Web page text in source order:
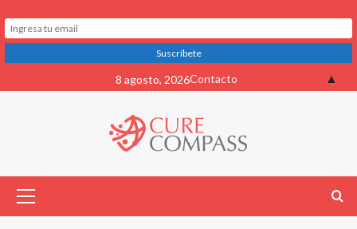
al
8 agosto, 2026Contacto
primario
▲